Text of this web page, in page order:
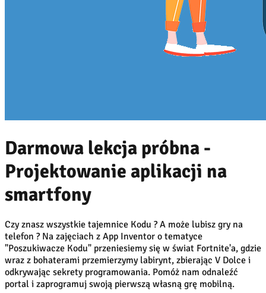
Darmowa lekcja próbna -
Projektowanie aplikacji na
smartfony
Czy znasz wszystkie tajemnice Kodu ? A może lubisz gry na
telefon ? Na zajęciach z App Inventor o tematyce
"Poszukiwacze Kodu" przeniesiemy się w świat Fortnite'a, gdzie
wraz z bohaterami przemierzymy labirynt, zbierając V Dolce i
odkrywając sekrety programowania. Pomóż nam odnaleźć
portal i zaprogramuj swoją pierwszą własną grę mobilną.